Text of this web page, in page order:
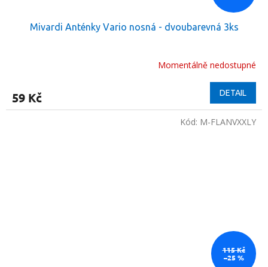
Mivardi Anténky Vario nosná - dvoubarevná 3ks
Momentálně nedostupné
59 Kč DETAIL
115 Kč
–25 %
Kód: M-FLANVXXLY